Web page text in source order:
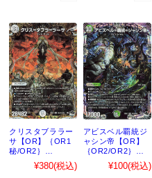
クリスタブララー
サ【OR】｛OR1
秘/OR2｝
［23EX3］
¥380(税込)
アビスベル覇統ジ
ャシン帝【OR】
｛OR2/OR2｝
［23EX3］
¥100(税込)